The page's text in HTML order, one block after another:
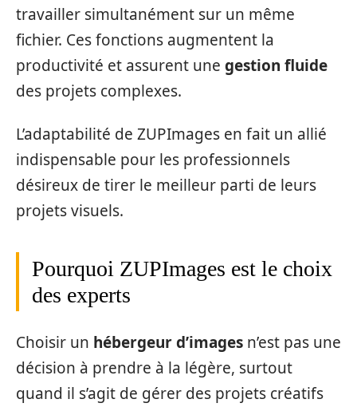
travailler simultanément sur un même
fichier. Ces fonctions augmentent la
productivité et assurent une gestion fluide
des projets complexes.
L’adaptabilité de ZUPImages en fait un allié
indispensable pour les professionnels
désireux de tirer le meilleur parti de leurs
projets visuels.
Pourquoi ZUPImages est le choix
des experts
Choisir un hébergeur d’images n’est pas une
décision à prendre à la légère, surtout
quand il s’agit de gérer des projets créatifs